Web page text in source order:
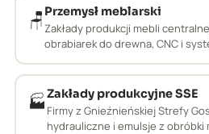
🪑 Przemysł meblarski
Zakłady produkcji mebli
obrabiarek do drewna, CNC i
🏭Zakłady produkcyjne SSE
Firmy z Gnieźnieńskiej Strefy
hydrauliczne i emulsje z obróbki